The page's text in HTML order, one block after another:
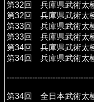
第32回 兵庫県武術太
第32回 兵庫県武術太
第33回 兵庫県武術太
第33回 兵庫県武術太
第34回 兵庫県武術太
第34回 兵庫県武術太
第34回 全日本武術太